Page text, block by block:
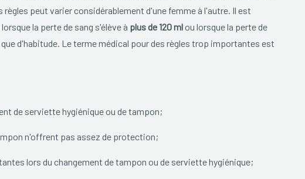
règles peut varier considérablement d'une femme à l'autre. Il est
la perte de sang s'élève à plus de 120 mlou lorsque la perte de
d'habitude. Le terme médical pour des règles trop importantes est
de serviette hygiénique ou de tampon;
n'offrent pas assez de protection;
lors du changement de tampon ou de serviette hygiénique;